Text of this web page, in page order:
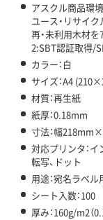
アスクル商品環
ユース・リサイ
再・未利用木材
2:SBT認証取得/
カラー：白
サイズ：A4
材質：再生紙
紙厚：0.18mm
寸法：幅
対応プリンタ：イ
転写、ドット
用途：宛名ラベル
シート入数：100
厚み：160g/m2（